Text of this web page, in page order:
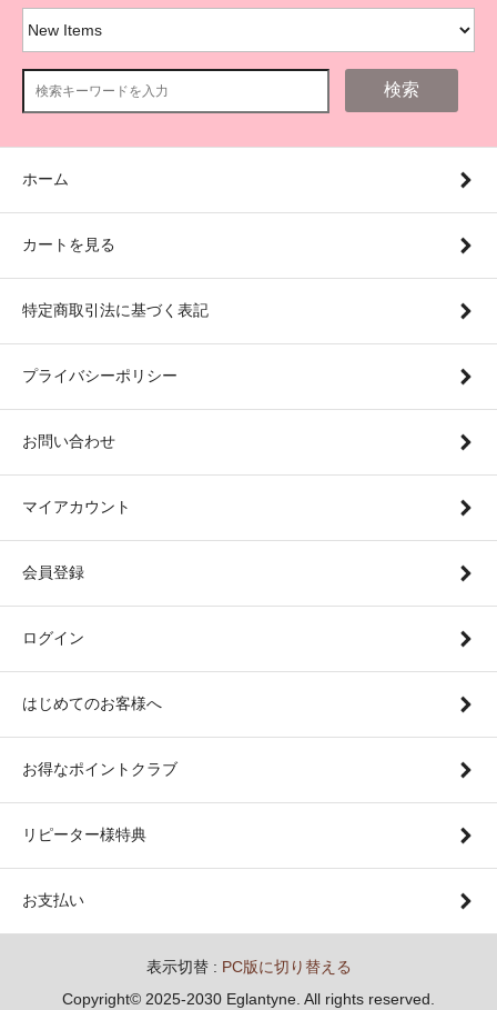
検索
ホーム
カートを見る
特定商取引法に基づく表記
プライバシーポリシー
お問い合わせ
マイアカウント
会員登録
ログイン
はじめてのお客様へ
お得なポイントクラブ
リピーター様特典
お支払い
表示切替 : PC版に切り替える
Copyright© 2025-2030 Eglantyne. All rights reserved.